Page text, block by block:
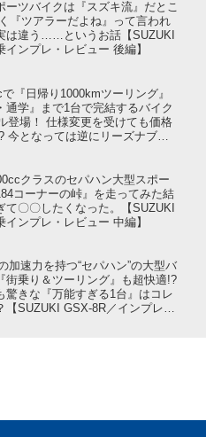
ーツバイクは『スズキ流』だとこ
『ツアラーだよね』って言われ
は違う……というお話【SUZUKI
インプレ・レビュー 後編】
『日帰り1000kmツーリング』
通学』まで1台で完結するバイク
登場！ 仕様変更を受けても価格
今となっては逆にリーズナブル
クラスのセパハン大型スポー
コーナーの峠』を走ってみた結
〇〇したくなった。【SUZUKI
インプレ・レビュー 中編】
加速力を持つ“セパハン”の大型バ
街乗り＆ツーリング』も超快適!?
驚きな『万能すぎる1台』はコレ
【SUZUKI GSX-8R／インプレ・